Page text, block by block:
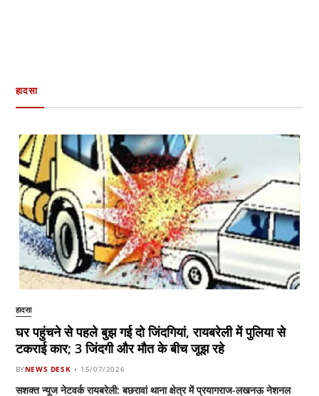
हादसा
हादसा
घर पहुंचने से पहले बुझ गई दो जिंदगियां, रायबरेली में पुलिया से
टकराई कार; 3 जिंदगी और मौत के बीच जूझ रहे
BYNEWS DESK 15/07/2026
सशक्त न्यूज नेटवर्क रायबरेली: बछरावां थाना क्षेत्र में प्रयागराज-लखनऊ नेशनल